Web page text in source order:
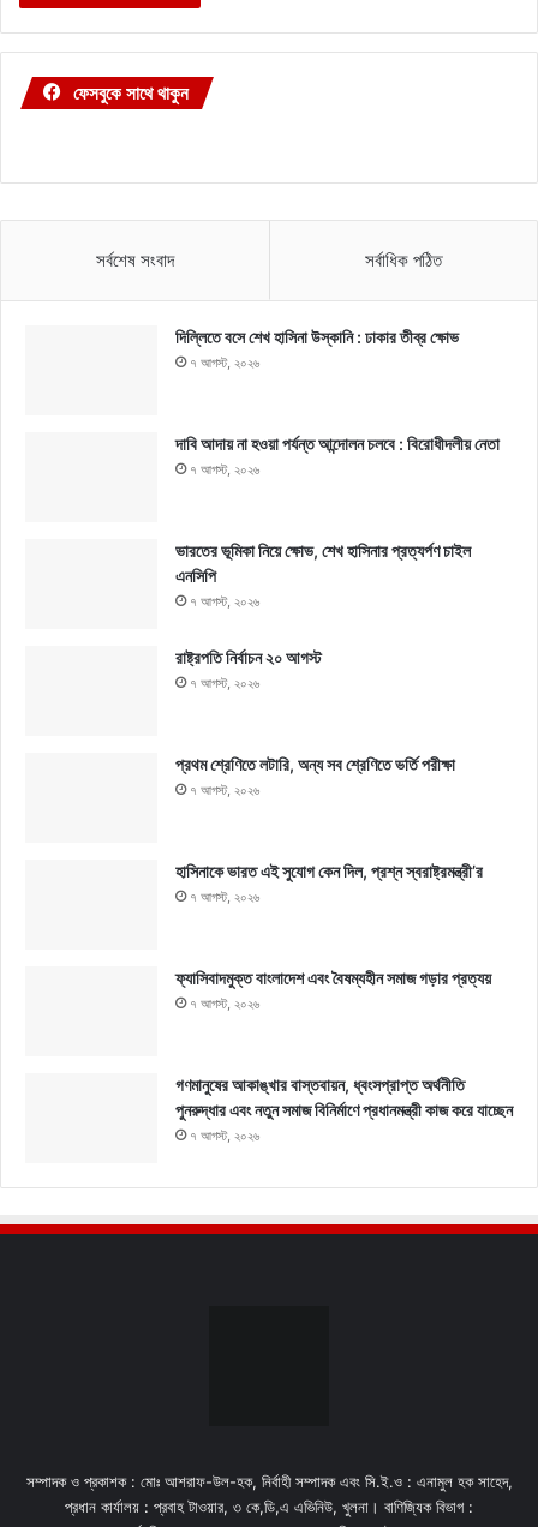
ফেসবুকে সাথে থাকুন
সর্বশেষ সংবাদ সর্বাধিক পঠিত
দিল্লিতে বসে শেখ হাসিনা উস্কানি : ঢাকার তীব্র ক্ষোভ
৭ আগস্ট, ২০২৬
দাবি আদায় না হওয়া পর্যন্ত আন্দোলন চলবে : বিরোধীদলীয় নেতা
৭ আগস্ট, ২০২৬
ভারতের ভূমিকা নিয়ে ক্ষোভ, শেখ হাসিনার প্রত্যর্পণ চাইল
এনসিপি
৭ আগস্ট, ২০২৬
রাষ্ট্রপতি নির্বাচন ২০ আগস্ট
৭ আগস্ট, ২০২৬
প্রথম শ্রেণিতে লটারি, অন্য সব শ্রেণিতে ভর্তি পরীক্ষা
৭ আগস্ট, ২০২৬
হাসিনাকে ভারত এই সুযোগ কেন দিল, প্রশ্ন স্বরাষ্ট্রমন্ত্রী’র
৭ আগস্ট, ২০২৬
ফ্যাসিবাদমুক্ত বাংলাদেশ এবং বৈষম্যহীন সমাজ গড়ার প্রত্যয়
৭ আগস্ট, ২০২৬
গণমানুষের আকাঙ্খার বাস্তবায়ন, ধ্বংসপ্রাপ্ত অর্থনীতি
পুনরুদ্ধার এবং নতুন সমাজ বিনির্মাণে প্রধানমন্ত্রী কাজ করে যাচ্ছেন
৭ আগস্ট, ২০২৬
সম্পাদক ও প্রকাশক : মোঃ আশরাফ-উল-হক, নির্বাহী সম্পাদক এবং সি.ই.ও : এনামুল হক সাহেদ,
প্রধান কার্যালয় : প্রবাহ টাওয়ার, ৩ কে,ডি,এ এভিনিউ, খুলনা। বাণিজ্যিক বিভাগ :